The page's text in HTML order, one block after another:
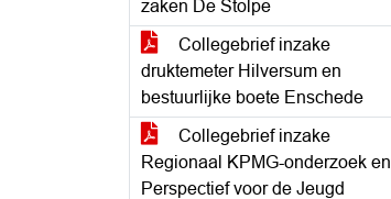
zaken De Stolpe
Collegebrief inzake
druktemeter Hilversum en
bestuurlijke boete Enschede
Collegebrief inzake
Regionaal KPMG-onderzoek en
Perspectief voor de Jeugd